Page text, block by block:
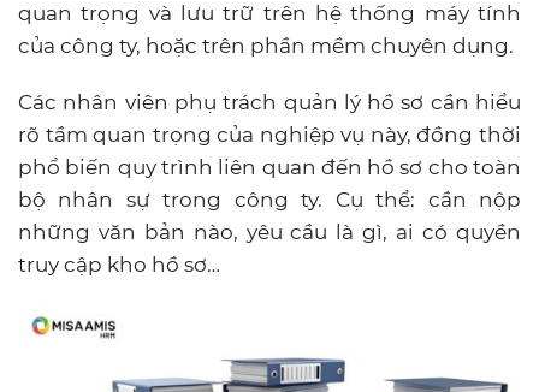
quan trọng và lưu trữ trên hệ thống máy tính
của công ty, hoặc trên phần mềm chuyên dụng.
Các nhân viên phụ trách quản lý hồ sơ cần hiểu
rõ tầm quan trọng của nghiệp vụ này, đồng thời
phổ biến quy trình liên quan đến hồ sơ cho toàn
bộ nhân sự trong công ty. Cụ thể: cần nộp
những văn bản nào, yêu cầu là gì, ai có quyền
truy cập kho hồ sơ…